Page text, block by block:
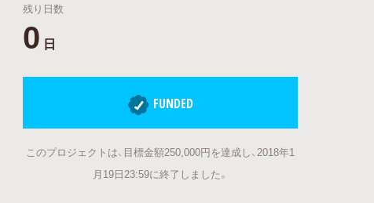
残り日数
0 日
FUNDED
このプロジェクトは、目標金額250,000円を達成し、2018年1
月19日23:59に終了しました。